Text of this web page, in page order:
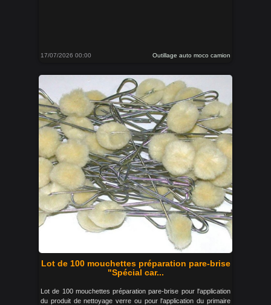
17/07/2026 00:00 Outillage auto moco camion
Lot de 100 mouchettes préparation pare-brise
"Spécial car...
Lot de 100 mouchettes préparation pare-brise pour l'application
du produit de nettoyage verre ou pour l'application du primaire